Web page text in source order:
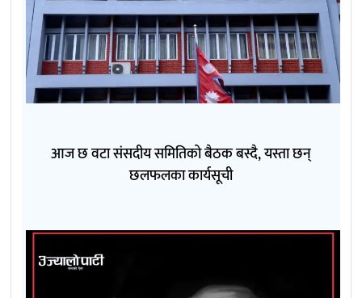
आज छ वटा संसदीय समितिको बैठक बस्दै, यस्ता छन्
छलफलका कार्यसूची